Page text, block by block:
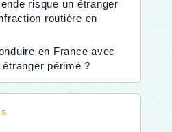
risque un étranger
routière en
en France avec
périmé ?